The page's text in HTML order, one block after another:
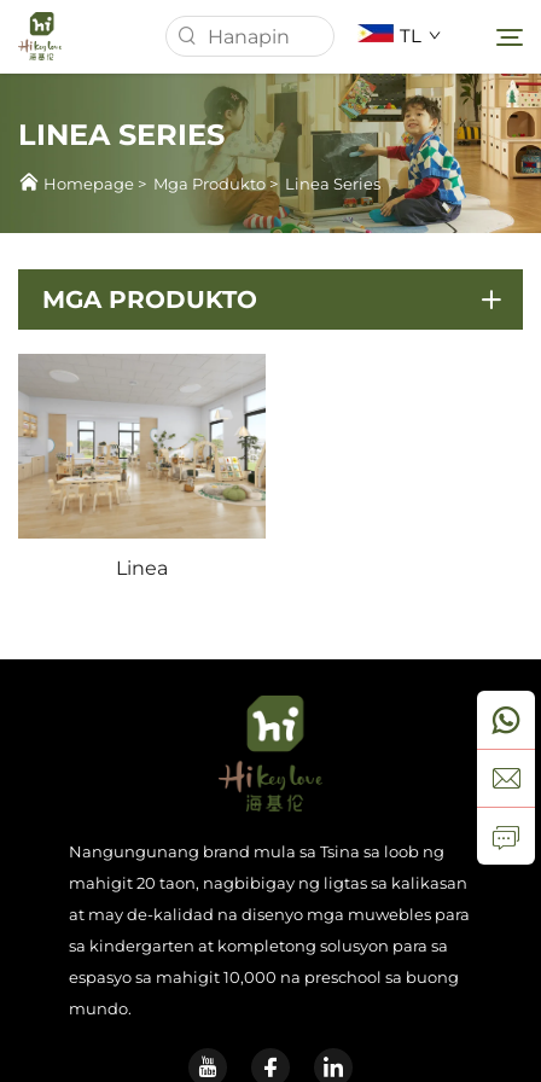
TL
Tungkol Sa Amin
Mga Produkto
Mga Balita
Mga kaso
I-download
LINEA SERIES
Homepage > Mga Produkto> Linea Series
MGA PRODUKTO
Linea
Nangungunang brand mula sa Tsina sa loob ng
mahigit 20 taon, nagbibigay ng ligtas sa kalikasan
at may de-kalidad na disenyo mga muwebles para
sa kindergarten at kompletong solusyon para sa
espasyo sa mahigit 10,000 na preschool sa buong
mundo.